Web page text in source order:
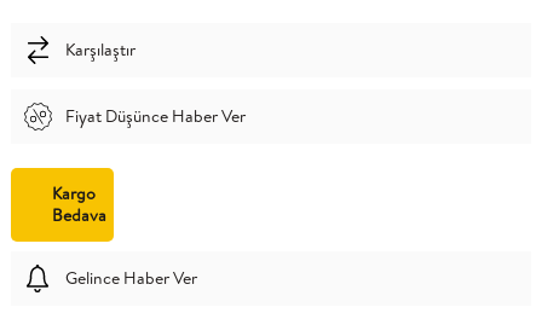
Karşılaştır
Fiyat Düşünce Haber Ver
Kargo
Bedava
Gelince Haber Ver